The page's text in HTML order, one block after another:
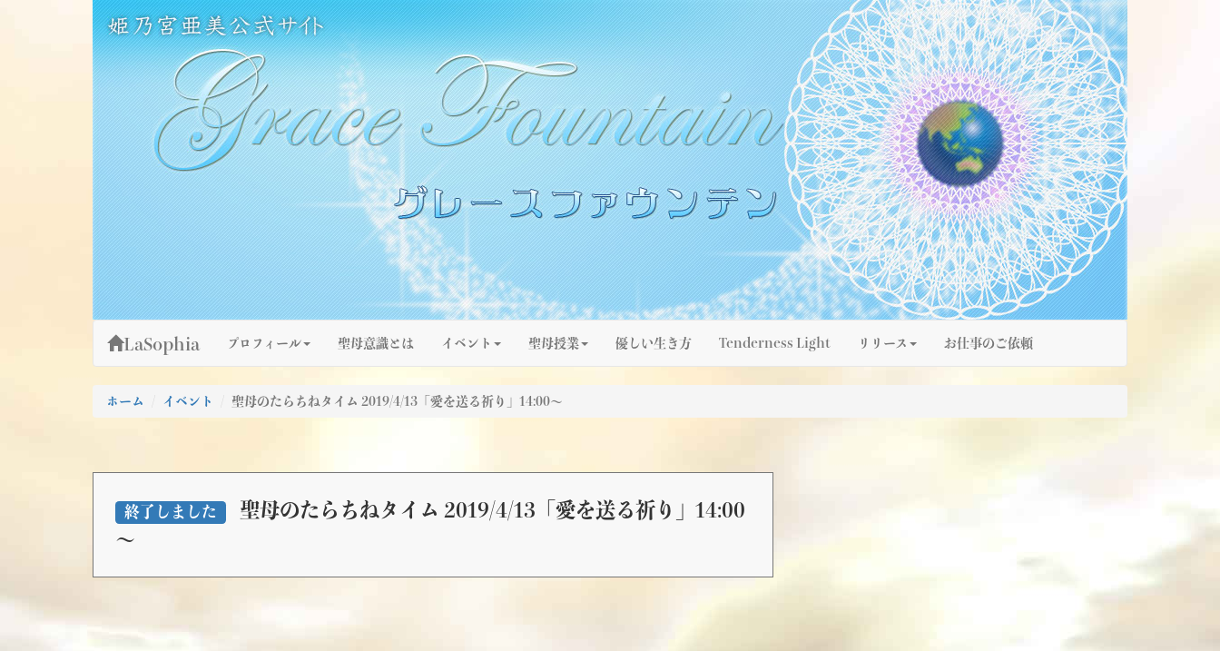
姫乃宮亜美公式サイト～Grace Fountain～
グレースファウンテン
LaSophia プロフィール 聖母意識とは イベント 聖母授業 優しい生き方 Tenderness Light リリース お仕事のご依頼
ホーム イベント 聖母のたらちねタイム 2019/4/13「愛を送る祈り」14:00～
終了しました
聖母のたらちねタイム 2019/4/13「愛を送る祈り」14:00
～